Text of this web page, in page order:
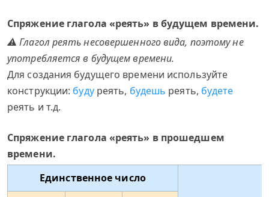
Спряжение глагола «реять» в будущем времени.
⚠ Глагол реять несовершенного вида, поэтому не
употребляется в будущем времени.
Для создания будущего времени используйте
конструкции: будуреять, будешь реять, будете
реять и т.д.
Спряжение глагола «реять» в прошедшем
времени.
Единственное число